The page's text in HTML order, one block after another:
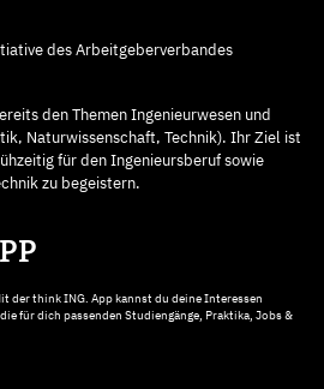
des Arbeitgeberverbandes
den Themen Ingenieurwesen und
Naturwissenschaft, Technik). Ihr Ziel ist
für den Ingenieursberuf sowie
zu begeistern.
der think ING. App kannst du deine Interessen
für dich passenden Studiengänge, Praktika, Jobs &